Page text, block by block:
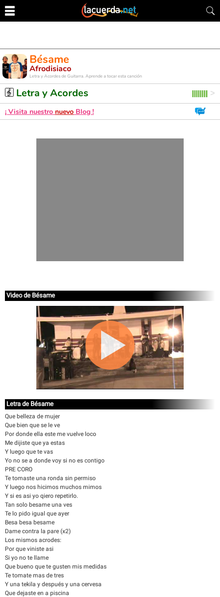
Bésame
Afrodisiaco
Letra y Acordes de Guitarra. Aprende a tocar esta canción
Letra y Acordes
¡ Visita nuestro nuevo Blog !
Video de Bésame
Letra de Bésame
Que belleza de mujer
Que bien que se le ve
Por donde ella este me vuelve loco
Me dijiste que ya estas
Y luego que te vas
Yo no se a donde voy si no es contigo
PRE CORO
Te tomaste una ronda sin permiso
Y luego nos hicimos muchos mimos
Y si es asi yo qiero repetirlo.
Tan solo besame una ves
Te lo pido igual que ayer
Besa besa besame
Dame contra la pare (x2)
Los mismos acrodes:
Por que viniste asi
Si yo no te llame
Que bueno que te gusten mis medidas
Te tomate mas de tres
Y una tekila y después y una cervesa
Que dejaste en a piscina